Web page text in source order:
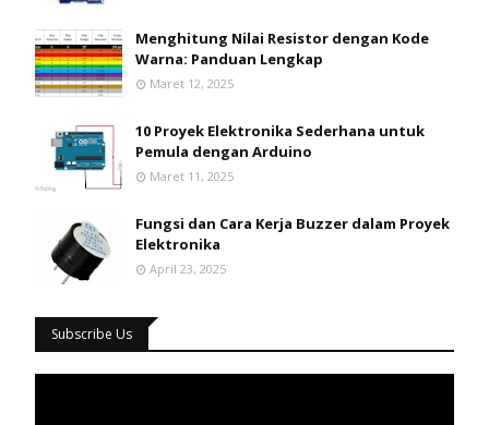
Menghitung Nilai Resistor dengan Kode
Warna: Panduan Lengkap
Maret 12, 2025
10 Proyek Elektronika Sederhana untuk
Pemula dengan Arduino
Maret 11, 2025
Fungsi dan Cara Kerja Buzzer dalam Proyek
Elektronika
April 23, 2025
Subscribe Us